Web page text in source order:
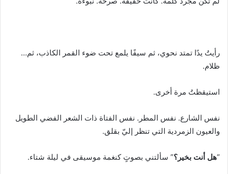
رأيتُ يدًا تمتد نحوي، ثم سيفًا يلمع تحت ضوء القمر الكاذب، ثم…
ظلام.
استيقظتُ مرة أخرى.
نفس الشارع. نفس المطر. نفس الفتاة ذات الشعر الفضي الطويل
والعيون الزمردية التي تنظر إليّ بقلق.
“هل أنت بخير؟” سألتني بصوتٍ كنغمة موسيقى في ليلة شتاء.